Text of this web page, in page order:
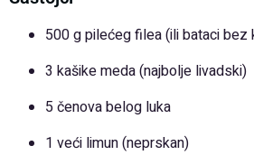
500 g pilećeg filea (ili bataci bez
3 kašike meda (najbolje livadski)
5 čenova belog luka
1 veći limun (neprskan)